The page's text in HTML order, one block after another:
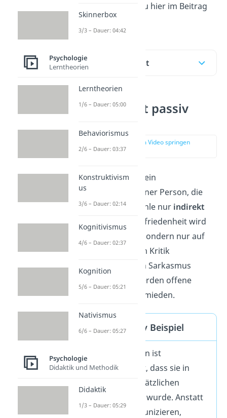
umgehst, erfährst du hier im Beitrag
und imVideo
Inhaltsübersicht
Was bedeutet passiv
zur Stelle im Video springen
(00:13)
Passiv aggressiv
ist ein
Verhaltensmuster einer Person, die
ihrenegativenGefühle nur indirekt
ausdrückt. Die Unzufriedenheit wird
gezeigt, sondern nur auf
subtile
Weise. Indem Kritik
beispielsweise durch Sarkasmus
verschleiert wird, werden offene
Konflikte
gezielt vermieden.
Passiv Aggressiv Beispiel
Eine Arbeitskollegin ist
unzufrieden
damit, dass sie in
letzter Zeit mit zusätzlichen
Aufgaben belastet wurde. Anstatt
es
zu kommunizieren,
Skinnerbox
3/3 – Dauer: 04:42
Psychologie
Lerntheorien
Lerntheorien
1/6 – Dauer: 05:00
Behaviorismus
2/6 – Dauer: 03:37
Konstruktivism
us
3/6 – Dauer: 02:14
Kognitivismus
4/6 – Dauer: 02:37
Kognition
5/6 – Dauer: 05:21
Nativismus
6/6 – Dauer: 05:27
Psychologie
Didaktik und Methodik
Didaktik
1/3 – Dauer: 05:29